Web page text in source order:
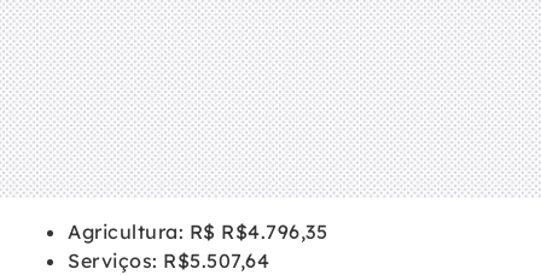
Agricultura: R$ R$4.796,35
Serviços: R$5.507,64